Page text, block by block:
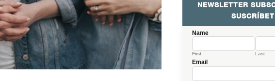
NEWSLETTER
Name
First Last
Email